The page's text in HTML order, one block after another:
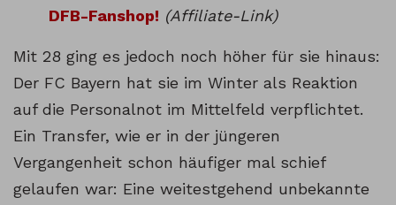
DFB-Fanshop! (Affiliate-Link)
Mit 28 ging es jedoch noch höher für sie hinaus:
Der FC Bayern hat sie im Winter als Reaktion
auf die Personalnot im Mittelfeld verpflichtet.
Ein Transfer, wie er in der jüngeren
Vergangenheit schon häufiger mal schief
gelaufen war: Eine weitestgehend unbekannte